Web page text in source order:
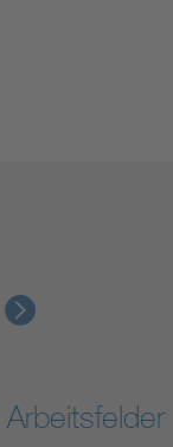
Arbeitsfelder